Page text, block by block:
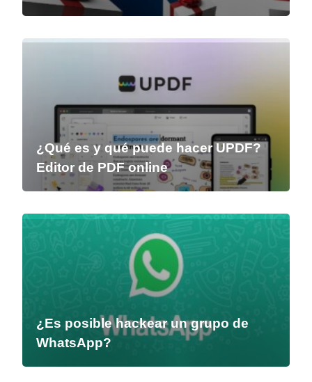
¿Qué es y qué puede hacer UPDF?
Editor de PDF online
¿Es posible hackear un grupo de
WhatsApp?